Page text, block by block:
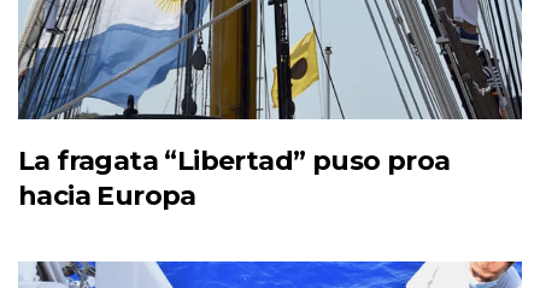
La fragata “Libertad” puso proa
hacia Europa